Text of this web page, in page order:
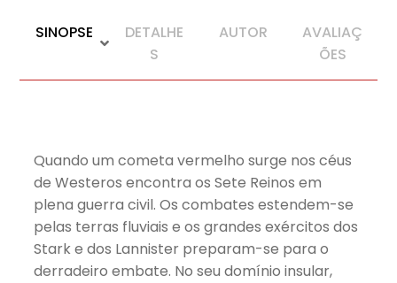
SINOPSE
DETALHE
S
AUTOR
AVALIAÇ
ÕES
Quando um cometa vermelho surge nos céus
de Westeros encontra os Sete Reinos em
plena guerra civil. Os combates estendem-se
pelas terras fluviais e os grandes exércitos dos
Stark e dos Lannister preparam-se para o
derradeiro embate. No seu domínio insular,